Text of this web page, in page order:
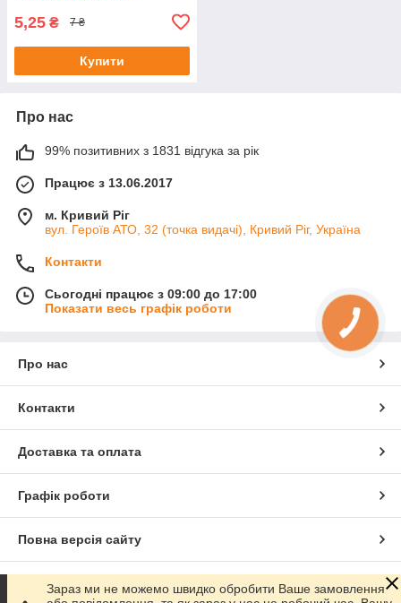
5,25 ₴ 7 ₴
Купити
Про нас
99% позитивних з 1831 відгука за рік
Працює з 13.06.2017
м. Кривий Ріг
вул. Героїв АТО, 32 (точка видачі), Кривий Ріг, Україна
Контакти
Сьогодні працює з 09:00 до 17:00
Показати весь графік роботи
Про нас
Контакти
Доставка та оплата
Графік роботи
Повна версія сайту
Сайт створено на маркетплейсі Prom.ua
Зараз ми не можемо швидко обробити Ваше замовлення